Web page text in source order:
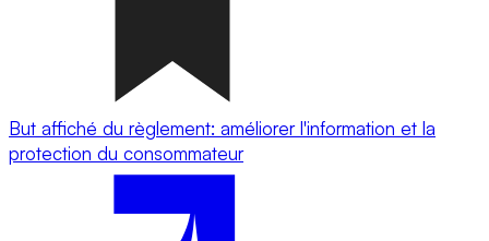
But affiché du règlement: améliorer l'information et la
protection du consommateur